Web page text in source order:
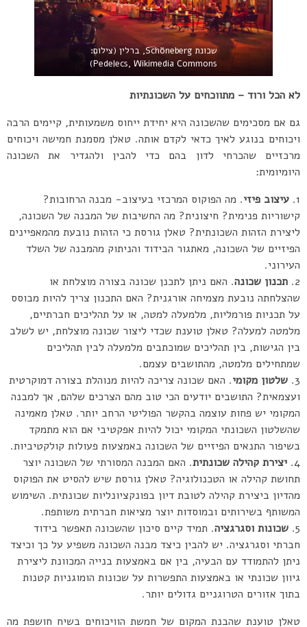
שכונת Schöneberg, ברלין (צילום:
Pedelecs, Wikimedia Commons)
לא הכל ורוד – מתווכחים על השכונתיות
גם אם מסכימים שהשכונה היא יחידת ייחוס משמעותית, קיימים הרבה
ויכוחים בנוגע לאיך כדאי לקדם אותה. טאלן מסמנת חמישה ויכוחים
מרכזיים שהכרחי לדון בהם כדי להבין ולהגדיר את השכונה
היומיומית:
עיצוב פיזי. מה הפוקוס המרכזי בעיצוב- מבנה הרחובות?
קישוריות פנימית? חיצונית? מה החשיבות של המבנה של השכונה,
ליצירת הזהות השכונתית? טאלן גורסת כי הזהות נובעת מהמאפיינים
הפיזיים של השכונה, מאתגור הבידוד והניתוק מהמבנה של השלד
העירוני.
תכנון שכונה. האם ניתן לתכנן שכונה בצורה מוצלחת או
שהצלחתה נובעת מצמיחה אורגנית? האם התכנון צריך להיות מבוסס
על תכניות פורמליות, מלמעלה למטה, או על תהליכים חברתיים,
מלמטה למעלה? טאלן טוענת שכדי ליצור שכונה מוצלחת, יש לשלב
בין הגישות, בין תהליכים שמוכתבים מלמעלה לבין תהליכים
שמתחילים מלמטה, מהתושבים עצמם.
שלטון מקומי. האם שכונה צריכה להיות מנוהלת בצורה דמוקרטית
ועצמאית? התושבים יודעים הכי טוב מהם הצרכים שלהם, אך למבנה
המקומי יש פחות עוצמה בהקשר הפוליטי הרחב יותר. טאלן מאמינה
שהשלטון השכונתי המקומי יכול להיות אפקטיבי אם הוא מתמקד
בשיפור התנאים הפיזיים של השכונה באמצעות פעולות קולקטיביות.
יצירת קהילה שכונתית. האם המבנה המסורתי של השכונה יוצר
תחושת קהילה או הטכנולוגיה? טאלן גורסת שיש להסיט את הפוקוס
מהדיון ביצירת קהילה לטובת דיון בפונקציונליות שכונתית. השימוש
המשותף בשירותים ובמוסדות יוצר מציאות חברתית משותפת.
שכונות וסגרגציה. תמיד קיים סיכון שהשכונה תאפשר בידוד
חברתי וסגרגציה. יש להבין כיצד מבנה השכונה משפיע על כך וכיצד
ניתן להתמודד עם הבעיה, בין אם באמצעות בנייה המכוונת ליצירת
גיוון שכונתי או באמצעות התפשרות על שכונות הומוגניות קטנות
בתוך אזורים הטרוגניים גדולים יותר.
טאלן טוענת שהבנת המקום של חמשת הוויכוחים בשיח חושפת מה